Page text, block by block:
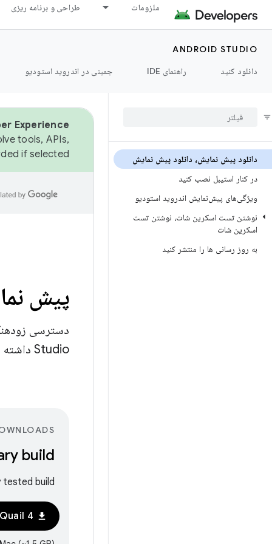
ملزومات طراحی و برنامه ریزی
ANDROID STUDIO
دانلود کنید
راهنمای IDE جمینی در اندروید استودیو
دانلود پیش نمایش، دانلود پیش نمایش
در کنار استیبل نصب کنید
ویژگی‌های پیش‌نمایش اندروید استودیو
نوشتن تست اسکرین شات، نوشتن تست
اسکرین شات
به روز رسانی ها را منتشر کنید
Experience.
tools, APIs,
if selected.
پیش
Studio داشته باشید.
build
build.
download